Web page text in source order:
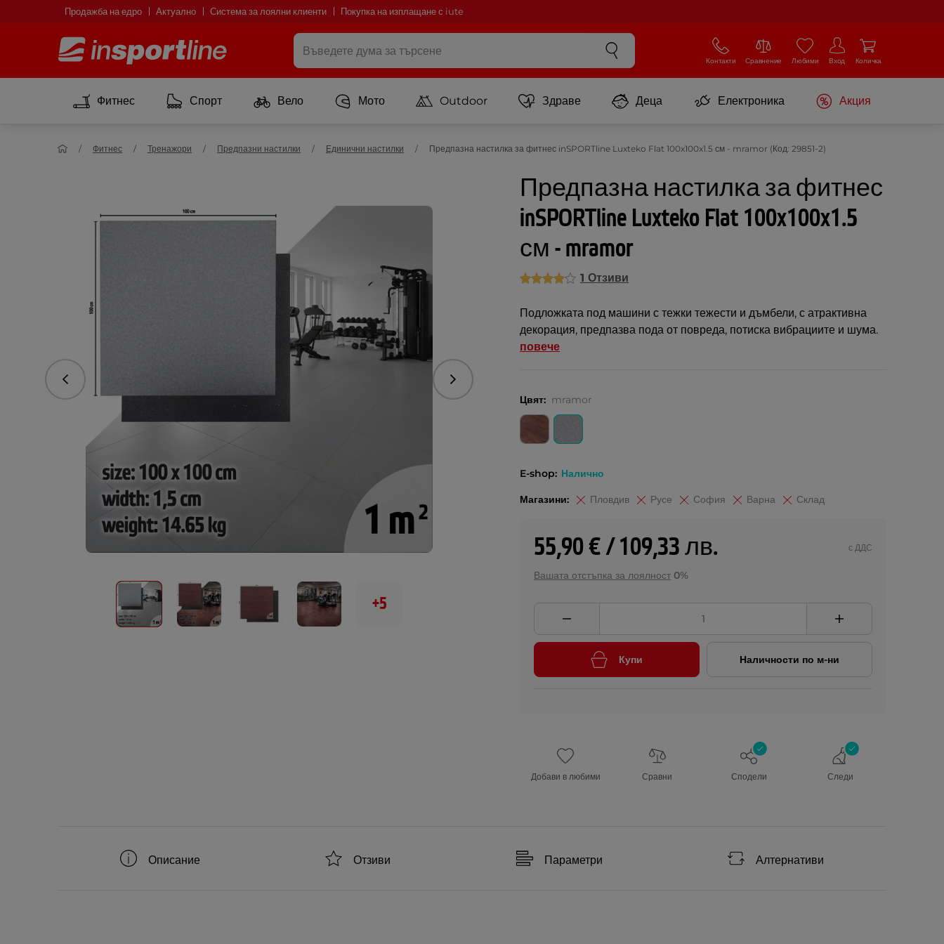
Продажба на едро Актуално Система за лоялни клиенти Покупка на изплащане с iute
Контакти Сравнение Любими Вход Количка
Фитнес Спорт Вело Мото Outdoor Здраве Деца Електроника Акция
Фитнес Тренажори Предпазни настилки Единични настилки Предпазна настилка за фитнес inSPORTline Luxteko Flat 100x100x1.5 см - mramor (Код: 29851-2)
Предпазна настилка за фитнес
inSPORTline Luxteko Flat 100x100x1.5
см - mramor
1 Отзиви
Подложката под машини с тежки тежести и дъмбели, с атрактивна
декорация, предпазва пода от повреда, потиска вибрациите и шума.
повече
Предишна Следваща
+5
Цвят: mramor
E-shop: Налично
Магазини: Пловдив Русе София Варна Склад
55,90 € / 109,33 лв. с ДДС
Вашата отстъпка за лоялност 0%
Купи Наличности по м-ни
Добави в любими Сравни Сподели Следи
Описание Отзиви Параметри Алтернативи